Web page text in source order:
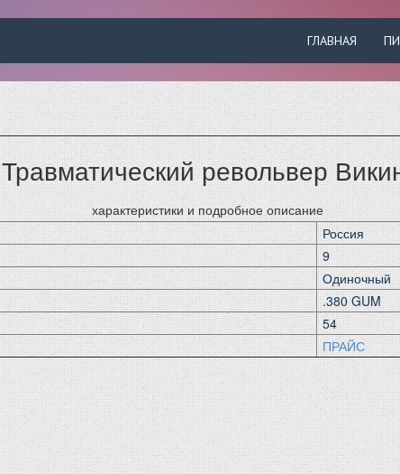
ГЛАВНАЯ
Травматический револьвер
характеристики и подробное описание
Россия
9
Одиночный
.380 GUM
54
ПРАЙС